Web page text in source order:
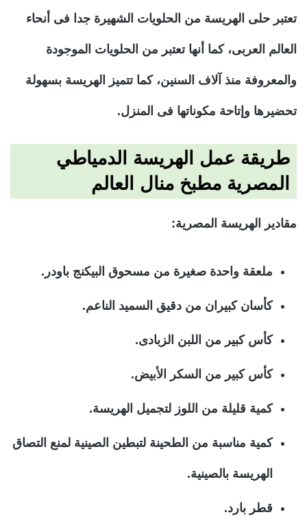
تعتبر حلى الهريسة من الحلويات الشهيرة جدا فى أنحاء
العالم العربى، كما أنها تعتبر من الحلويات الموجودة
والمعروفة منذ آلاف السنين، كما تتميز الهريسة بسهولة
تحضيرها وإتاحة مكوناتها فى المنزل.
طريقة عمل الهريسة الدمياطي
المصرية مطبخ منال العالم
مقادير الهريسة المصرية:
ملعقة واحدة صغيرة من مسحوق البيكنج باودر.
كأسان كبيران من دقيق السميد الناعم.
كأس كبير من اللبن الزبادى.
كأس كبير من السكر الأبيض.
كمية قليلة من اللوز لتجميل الهريسة.
كمية مناسبة من الطحينة لتبطين الصينية لمنع التصاق
الهريسة بالصينية.
قطر بارد.